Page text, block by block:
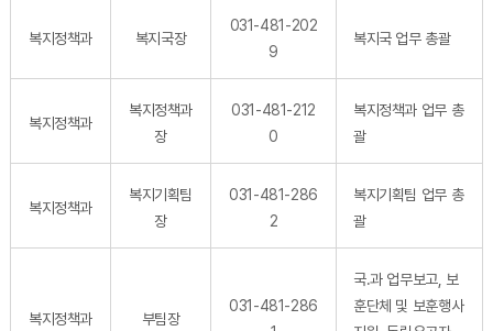
복지정책과 복지국장
031-481-202
9
복지국 업무 총괄
복지정책과
복지정책과
장
031-481-212
0
복지정책과 업무 총
괄
복지정책과
복지기획팀
장
031-481-286
2
복지기획팀 업무 총
괄
복지정책과 부팀장
031-481-286
국.과 업무보고, 보
훈단체 및 보훈행사